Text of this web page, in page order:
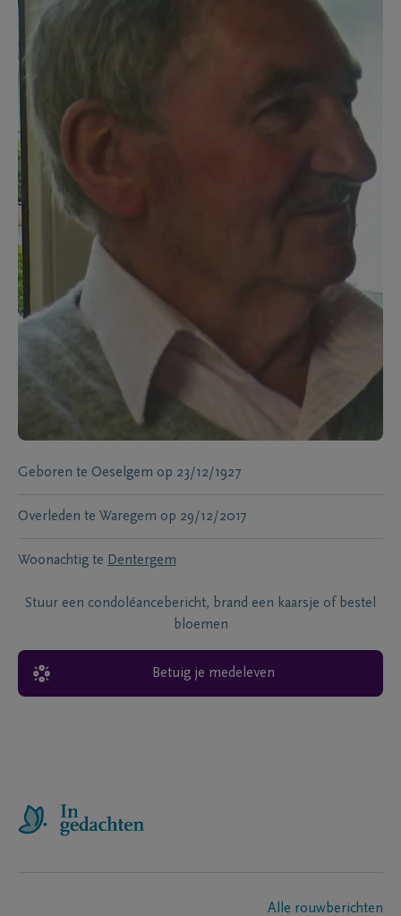
Geboren te Oeselgem op 23/12/1927
Overleden te Waregem op 29/12/2017
Woonachtig te Dentergem
Stuur een condoléancebericht, brand een kaarsje of bestel
bloemen
Betuig je medeleven
Alle rouwberichten